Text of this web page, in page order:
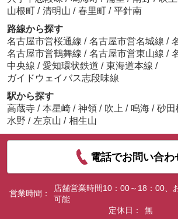
山根町 / 清明山 / 春里町 / 平針南
路線から探す
名古屋市営桜通線 / 名古屋市営名城線 /
名古屋市営鶴舞線 / 名古屋市営東山線 /
中央線 / 愛知環状鉄道 / 東海道本線 /
ガイドウェイバス志段味線
駅から探す
高蔵寺 / 本星崎 / 神領 / 吹上 / 鳴海 / 砂田
水野 / 左京山 / 相生山
電話でお問い合わ
営業時間：
店舗営業時間10：00～18：00、
可能
定休日：
無